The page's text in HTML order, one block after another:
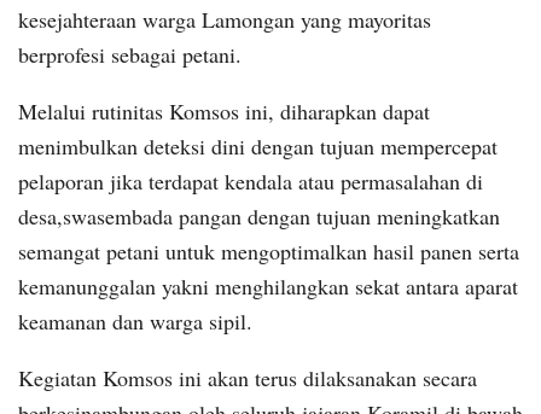
kesejahteraan warga Lamongan yang mayoritas
berprofesi sebagai petani.
​Melalui rutinitas Komsos ini, diharapkan dapat
menimbulkan deteksi dini dengan tujuan mempercepat
pelaporan jika terdapat kendala atau permasalahan di
desa,swasembada pangan dengan tujuan meningkatkan
semangat petani untuk mengoptimalkan hasil panen serta
​kemanunggalan yakni menghilangkan sekat antara aparat
keamanan dan warga sipil.
​Kegiatan Komsos ini akan terus dilaksanakan secara